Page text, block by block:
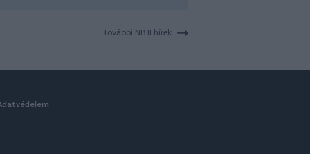
További NB II hírek